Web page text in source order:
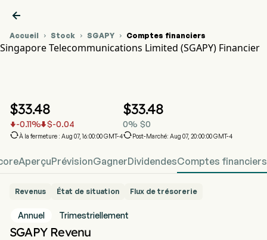

Accueil  Stock  SGAPY  Comptes financiers
Singapore Telecommunications Limited (SGAPY) Financier
$33.48
-0.11% $-0.04
À la fermeture : Aug 07, 16:00:00 GMT-4
$33.48
0% $0
Post-Marché: Aug 07, 20:00:00 GMT-4
AperçuPrévisionGagnerDividendesComptes financiers
Revenus État de situation Flux de trésorerie
Annuel Trimestriellement
SGAPY Revenu